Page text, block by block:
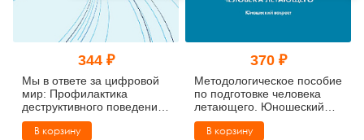
344 ₽
Мы в ответе за цифровой
мир: Профилактика
деструктивного поведения
подростков и молодежи в
Интернете: Учебно-
В корзину
370 ₽
Методологическое пособие
по подготовке человека
летающего. Юношеский
возраст (pdf)
В корзину